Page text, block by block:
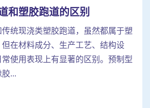
和塑胶跑道的区别
统现浇类塑胶跑道，虽然都属于塑
在材料成分、生产工艺、结构设
使用表现上有显著的区别。预制型
...